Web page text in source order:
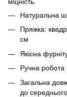
Натуральна
Пряжка:
см
Якісна
Ручна робота
Загальна
до